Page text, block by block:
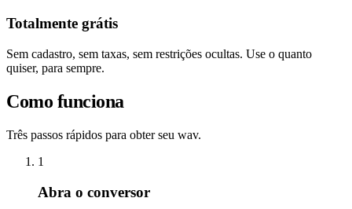
Totalmente grátis
Sem cadastro, sem taxas, sem restrições ocultas. Use o quanto
quiser, para sempre.
Como funciona
Três passos rápidos para obter seu wav.
1
Abra o conversor